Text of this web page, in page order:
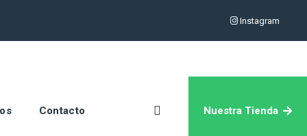
Instagram
Contacto Nuestra Tienda